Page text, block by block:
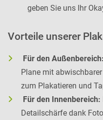
geben Sie uns Ihr
Vorteile unserer
Für den Außenbereich:
Plane mit
zum Plakatieren und
Für den Innenbereich:
Detailschärfe dank